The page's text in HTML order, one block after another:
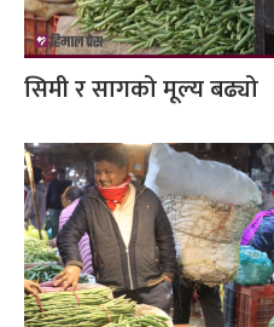
सिमी र सागको मूल्य बढ्यो